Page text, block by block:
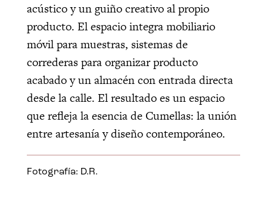
acústico y un guiño creativo al propio
producto. El espacio integra mobiliario
móvil para muestras, sistemas de
correderas para organizar producto
acabado y un almacén con entrada directa
desde la calle. El resultado es un espacio
que refleja la esencia de Cumellas: la unión
entre artesanía y diseño contemporáneo.
Fotografía: D.R.